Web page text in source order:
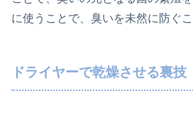
に使うことで、臭いを未然に防ぐこ
ドライヤーで乾燥させる裏技